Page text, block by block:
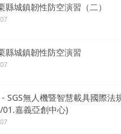
縣城鎮韌性防空演習（二）
縣城鎮韌性防空演習
SGS無人機暨智慧載具國際法
嘉義亞創中心)